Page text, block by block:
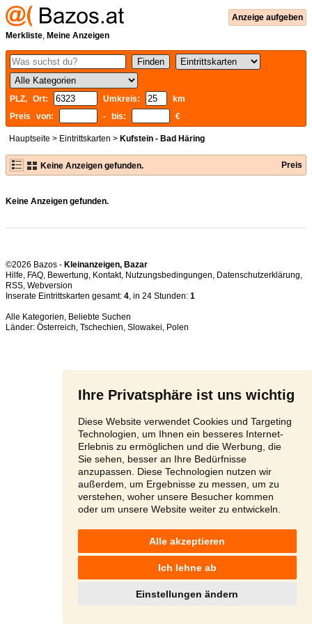
Ihre Privatsphäre ist uns wichtig
Diese Website verwendet Cookies und Targeting
Technologien, um Ihnen ein besseres Internet-
Erlebnis zu ermöglichen und die Werbung, die
Sie sehen, besser an Ihre Bedürfnisse
anzupassen. Diese Technologien nutzen wir
außerdem, um Ergebnisse zu messen, um zu
verstehen, woher unsere Besucher kommen
oder um unsere Website weiter zu entwickeln.
Alle akzeptieren
Ich lehne ab
Einstellungen ändern
Anzeige aufgeben
Merkliste, Meine Anzeigen
PLZ, Ort: Umkreis:
km
Preis von:
- bis: €
Hauptseite > Eintrittskarten > Kufstein - Bad Häring
Keine Anzeigen gefunden. Preis
Keine Anzeigen gefunden.
©2026 Bazos - Kleinanzeigen, Bazar
Hilfe, FAQ, Bewertung, Kontakt, Nutzungsbedingungen, Datenschutzerklärung,
RSS,
Inserate Eintrittskarten gesamt: 4, in 24 Stunden: 1
Alle Kategorien, Beliebte Suchen
Länder: Österreich, Tschechien, Slowakei, Polen